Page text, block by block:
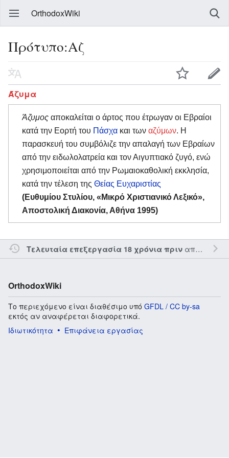
OrthodoxWiki
Πρότυπο:Αζ
Άζυμα
Άζυμος αποκαλείται ο άρτος που έτρωγαν οι Εβραίοι
κατά την Εορτή του Πάσχα και των αζύμων. Η
παρασκευή του συμβόλιζε την απαλαγή των Εβραίων
από την ειδωλολατρεία και τον Αιγυπτιακό ζυγό, ενώ
χρησιμοποιείται από την Ρωμαιοκαθολική εκκλησία,
κατά την τέλεση της Θείας Ευχαριστίας
(Ευθυμίου Στυλίου, «Μικρό Χριστιανικό Λεξικό»,
Αποστολική Διακονία, Αθήνα 1995)
Τελευταία επεξεργασία 18 χρόνια πριναπό τον την
OrthodoxWiki
Το περιεχόμενο είναι διαθέσιμο υπό GFDL / CC by-sa
εκτός αν αναφέρεται διαφορετικά.
Ιδιωτικότητα
Επιφάνεια εργασίας